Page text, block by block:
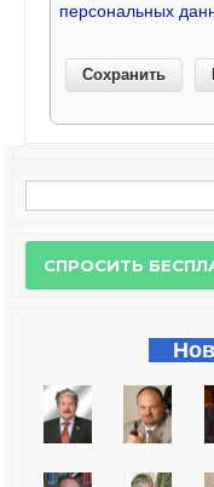
персональных
Форма поиска